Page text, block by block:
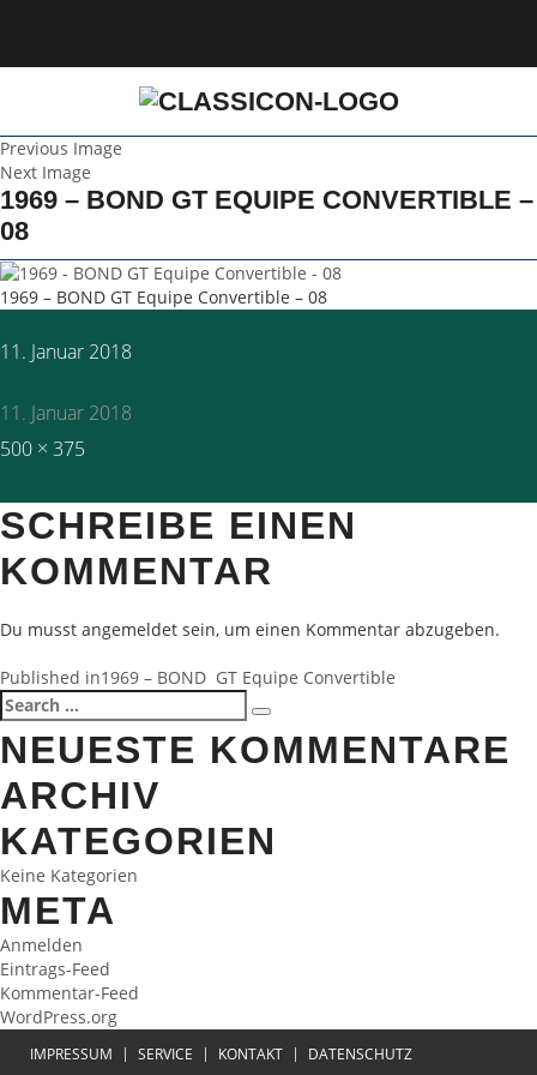
Previous Image
Next Image
1969 – BOND GT EQUIPE CONVERTIBLE –
08
1969 – BOND GT Equipe Convertible – 08
Posted
11. Januar 2018
11. Januar 2018
Full
500 × 375
SCHREIBE EINEN
KOMMENTAR
Du musst angemeldet sein, um einen Kommentar abzugeben.
BEITRAGSNAVIGATION
Published in1969 – BOND GT Equipe Convertible
Search
for:
Search
NEUESTE KOMMENTARE
ARCHIV
KATEGORIEN
Keine Kategorien
META
Anmelden
Eintrags-Feed
Kommentar-Feed
WordPress.org
IMPRESSUM SERVICE KONTAKT DATENSCHUTZ